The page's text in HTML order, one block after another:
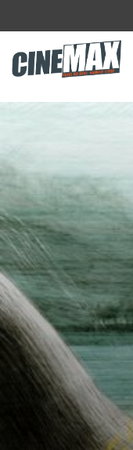
Saltar para o